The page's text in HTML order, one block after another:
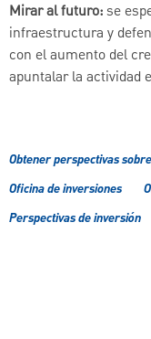
Mirar al futuro:se
infraestructura y
con el aumento del
apuntalar la actividad
Obtener perspectivas
Oficina de inversiones
Perspectivas de inversión